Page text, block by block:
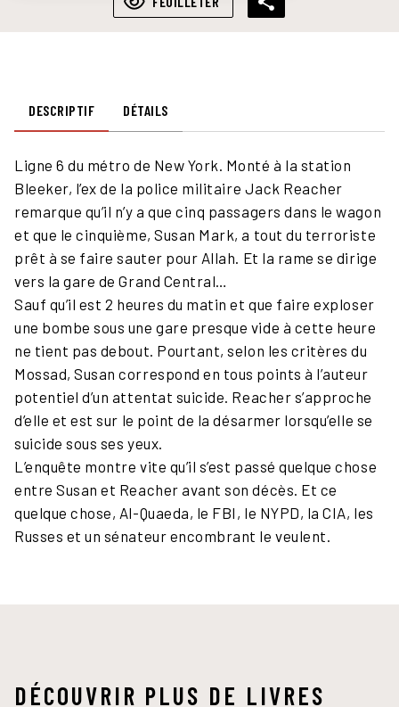
DESCRIPTIF DÉTAILS
Ligne 6 du métro de New York. Monté à la station
Bleeker, l’ex de la police militaire Jack Reacher
remarque qu’il n’y a que cinq passagers dans le wagon
et que le cinquième, Susan Mark, a tout du terroriste
prêt à se faire sauter pour Allah. Et la rame se dirige
vers la gare de Grand Central…
Sauf qu’il est 2 heures du matin et que faire exploser
une bombe sous une gare presque vide à cette heure
ne tient pas debout. Pourtant, selon les critères du
Mossad, Susan correspond en tous points à l’auteur
potentiel d’un attentat suicide. Reacher s’approche
d’elle et est sur le point de la désarmer lorsqu’elle se
suicide sous ses yeux.
L’enquête montre vite qu’il s’est passé quelque chose
entre Susan et Reacher avant son décès. Et ce
quelque chose, Al-Quaeda, le FBI, le NYPD, la CIA, les
Russes et un sénateur encombrant le veulent.
DÉCOUVRIR PLUS DE LIVRES